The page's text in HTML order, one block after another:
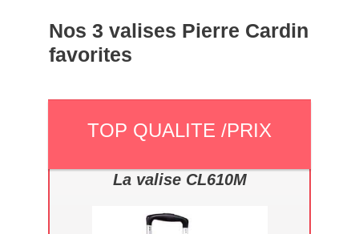
Nos 3 valises Pierre Cardin
favorites
TOP QUALITE /PRIX
La valise CL610M